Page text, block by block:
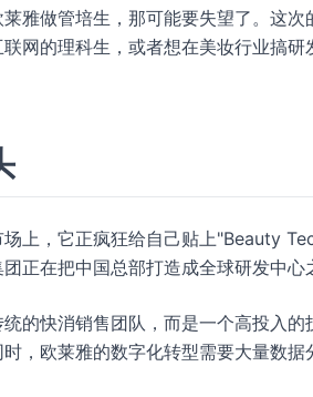
雅做管培生，那可能要失望了。这
网的理科生，或者想在美妆行业搞
上，它正疯狂给自己贴上"Beauty
正在把中国总部打造成全球研发中心
的快消销售团队，而是一个高投入
，欧莱雅的数字化转型需要大量数